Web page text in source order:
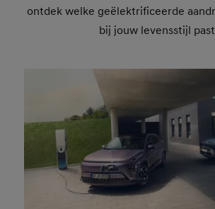
ontdek welke geëlektrificeerde
bij jouw levensstijl